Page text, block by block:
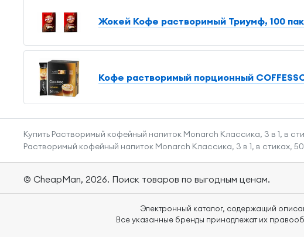
Жокей Кофе растворимый Триумф, 100
Кофе растворимый порционный
Купить Растворимый кофейный напиток Monarch Классика, 3 в 1, в
Растворимый кофейный напиток Monarch Классика, 3 в 1, в стиках,
© CheapMan, 2026. Поиск товаров по выгодным ценам.
Электронный каталог, содержащий
Все указанные бренды принадлежат их